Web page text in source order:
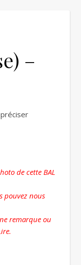
–
préciser
de cette BAL
pouvez nous
remarque ou